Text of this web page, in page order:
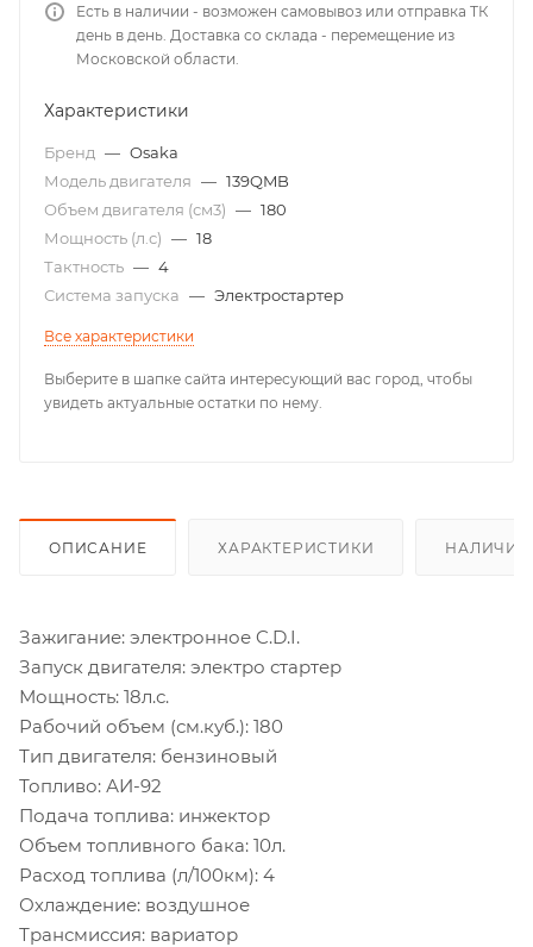
Есть в наличии - возможен самовывоз или отправка ТК
день в день. Доставка со склада - перемещение из
Московской области.
Характеристики
Бренд — Osaka
Модель двигателя — 139QMB
Объем двигателя (см3) — 180
Мощность (л.с) — 18
Тактность — 4
Система запуска — Электростартер
Все характеристики
Выберите в шапке сайта интересующий вас город, чтобы
увидеть актуальные остатки по нему.
ОПИСАНИЕ ХАРАКТЕРИСТИКИ НАЛИЧИЕ
Зажигание: электронное C.D.I.
Запуск двигателя: электро стартер
Мощность: 18л.с.
Рабочий объем (см.куб.): 180
Тип двигателя: бензиновый
Топливо: АИ-92
Подача топлива: инжектор
Объем топливного бака: 10л.
Расход топлива (л/100км): 4
Охлаждение: воздушное
Трансмиссия: вариатор